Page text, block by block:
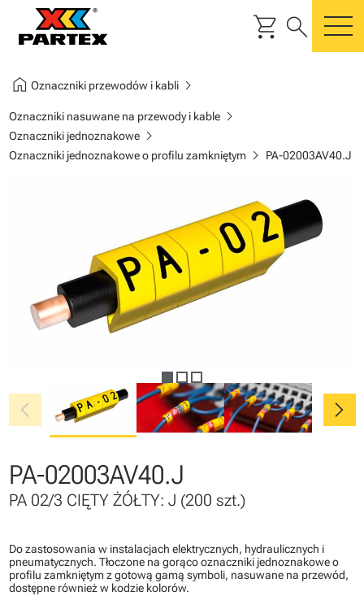
shopping_cart search
home Oznaczniki przewodów i kablichevron_right
Oznaczniki nasuwane na przewody i kablechevron_right
Oznaczniki jednoznakowechevron_right
Oznaczniki jednoznakowe o profilu zamkniętym chevron_right PA-02003AV40.J
chevron_left chevron_right
PA-02003AV40.J
PA 02/3 CIĘTY ŻÓŁTY: J (200 szt.)
Do zastosowania w instalacjach elektrycznych, hydraulicznych i
pneumatycznych. Tłoczone na gorąco oznaczniki jednoznakowe o
profilu zamkniętym z gotową gamą symboli, nasuwane na przewód,
dostępne również w kodzie kolorów.